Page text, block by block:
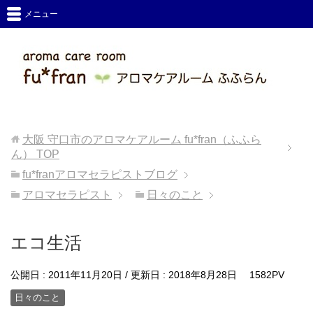
メニュー
大阪 守口市のアロマケアルーム fu*fran（ふふら
ん）
TOP
fu*franアロマセラピストブログ
アロマセラピスト
日々のこと
エコ生活
公開日 : 2011年11月20日 / 更新日 : 2018年8月28日 1582PV
日々のこと